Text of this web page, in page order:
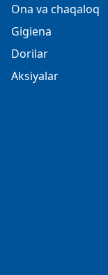
Ona va chaqaloq
Gigiena
Dorilar
Aksiyalar